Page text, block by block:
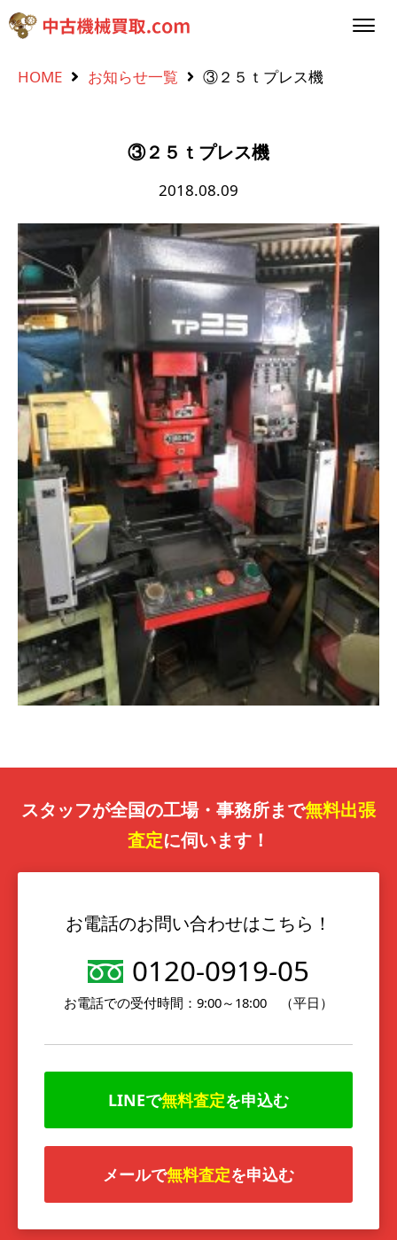
HOME お知らせ一覧 ③２５ｔプレス機
③２５ｔプレス機
2018.08.09
スタッフが全国の工場・事務所まで無料出張
査定に伺います！
お電話のお問い合わせはこちら！
0120-0919-05
お電話での受付時間：9:00～18:00 （平日）
LINEで無料査定を申込む
メールで無料査定を申込む